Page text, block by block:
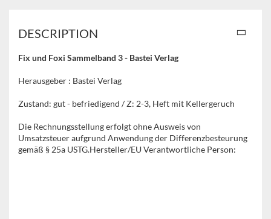
DESCRIPTION
Fix und Foxi Sammelband 3 - Bastei Verlag
Herausgeber : Bastei Verlag
Zustand: gut - befriedigend / Z: 2-3, Heft mit Kellergeruch
Die Rechnungsstellung erfolgt ohne Ausweis von
Umsatzsteuer aufgrund Anwendung der Differenzbesteurung
gemäß § 25a USTG.Hersteller/EU Verantwortliche Person: